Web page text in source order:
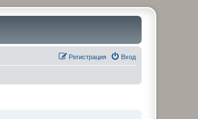
Вход
Регистрация